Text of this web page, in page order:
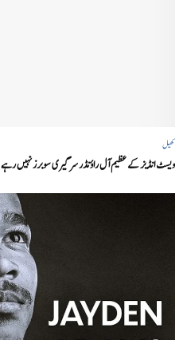
کھیل
ویسٹ انڈیز کے عظیم آل راؤنڈر سر گیری سوبرز نہیں رہے